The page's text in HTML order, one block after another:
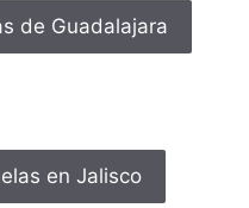
de Guadalajara
en Jalisco